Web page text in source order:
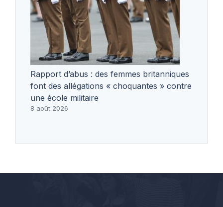
Rapport d’abus : des femmes britanniques
font des allégations « choquantes » contre
une école militaire
8 août 2026